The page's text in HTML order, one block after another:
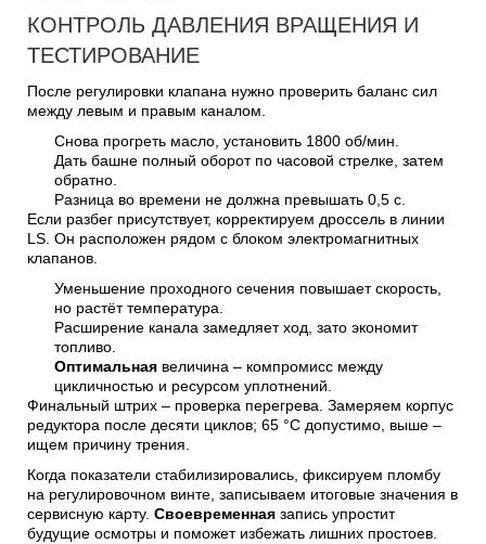
КОНТРОЛЬ ДАВЛЕНИЯ ВРАЩЕНИЯ И
ТЕСТИРОВАНИЕ
После регулировки клапана нужно проверить баланс сил
между левым и правым каналом.
Снова прогреть масло, установить 1800 об/мин.
Дать башне полный оборот по часовой стрелке, затем
обратно.
Разница во времени не должна превышать 0,5 с.
Если разбег присутствует, корректируем дроссель в линии
LS. Он расположен рядом с блоком электромагнитных
клапанов.
Уменьшение проходного сечения повышает скорость,
но растёт температура.
Расширение канала замедляет ход, зато экономит
топливо.
Оптимальная величина – компромисс между
цикличностью и ресурсом уплотнений.
Финальный штрих – проверка перегрева. Замеряем корпус
редуктора после десяти циклов; 65 °С допустимо, выше –
ищем причину трения.
Когда показатели стабилизировались, фиксируем пломбу
на регулировочном винте, записываем итоговые значения в
сервисную карту. Своевременная запись упростит
будущие осмотры и поможет избежать лишних простоев.